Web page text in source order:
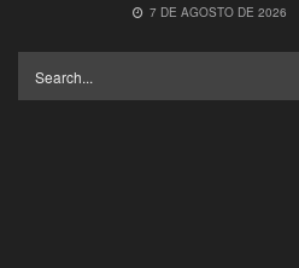
7 DE AGOSTO DE 2026